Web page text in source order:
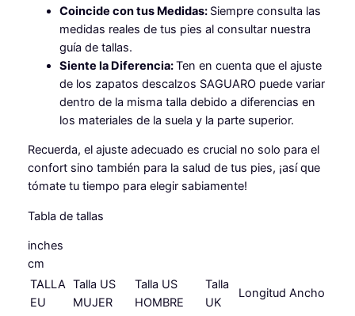
Coincide con tus Medidas: Siempre consulta las
medidas reales de tus pies al consultar nuestra
guía de tallas.
Siente la Diferencia:Ten en cuenta que el ajuste
de los zapatos descalzos SAGUARO puede variar
dentro de la misma talla debido a diferencias en
los materiales de la suela y la parte superior.
Recuerda, el ajuste adecuado es crucial no solo para el
confort sino también para la salud de tus pies, ¡así que
tómate tu tiempo para elegir sabiamente!
Tabla de tallas
inches
cm
TALLA
EU
Talla US
MUJER
Talla US
HOMBRE
Talla
UK
Longitud Ancho